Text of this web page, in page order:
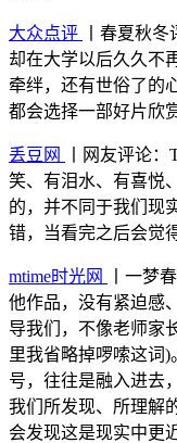
大众点评
丨春夏秋
却在大学以后久久不
牵绊，还有世俗了的
都会选择一部好片欣
丢豆网
丨网友评论
笑、有泪水、有喜悦
的，并不同于我们现
错，当看完之后会觉
mtime时光网
丨一梦
他作品，没有紧迫感
导我们，不像老师家
里我省略掉啰嗦这词
号，往往是融入进去
我们所发现、所理解
会发现这是现实中更